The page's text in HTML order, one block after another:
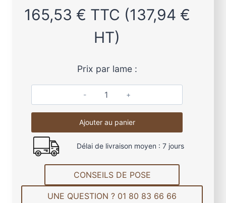
165,53 € TTC (137,94 €
HT)
Prix par lame :
q
u
a
t
t
é
d
Ajouter au panier
Délai de livraison moyen : 7 jours
CONSEILS DE POSE
UNE QUESTION ? 01 80 83 66 66